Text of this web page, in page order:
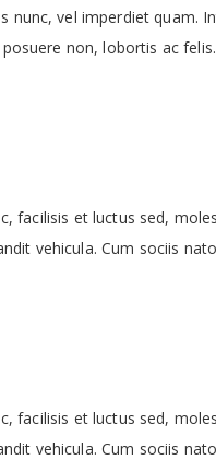
nunc, vel imperdiet quam.
non, lobortis ac
facilisis et luctus sed,
vehicula. Cum sociis
facilisis et luctus sed,
vehicula. Cum sociis